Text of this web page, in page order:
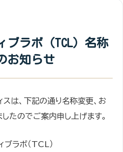
ブラボ（TCL）名称
お知らせ
は、下記の通り名称変更、お
たのでご案内申し上げます。
ブラボ（TCL）